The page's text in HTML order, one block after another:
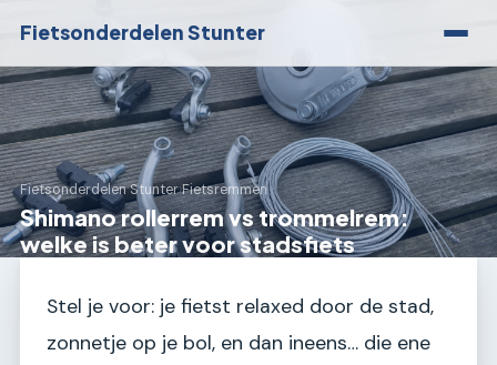
Fietsonderdelen Stunter
Fietsonderdelen Stunter›Fietsremmen
Shimano rollerrem vs trommelrem:
welke is beter voor stadsfiets
Stel je voor: je fietst relaxed door de stad,
zonnetje op je bol, en dan ineens… die ene